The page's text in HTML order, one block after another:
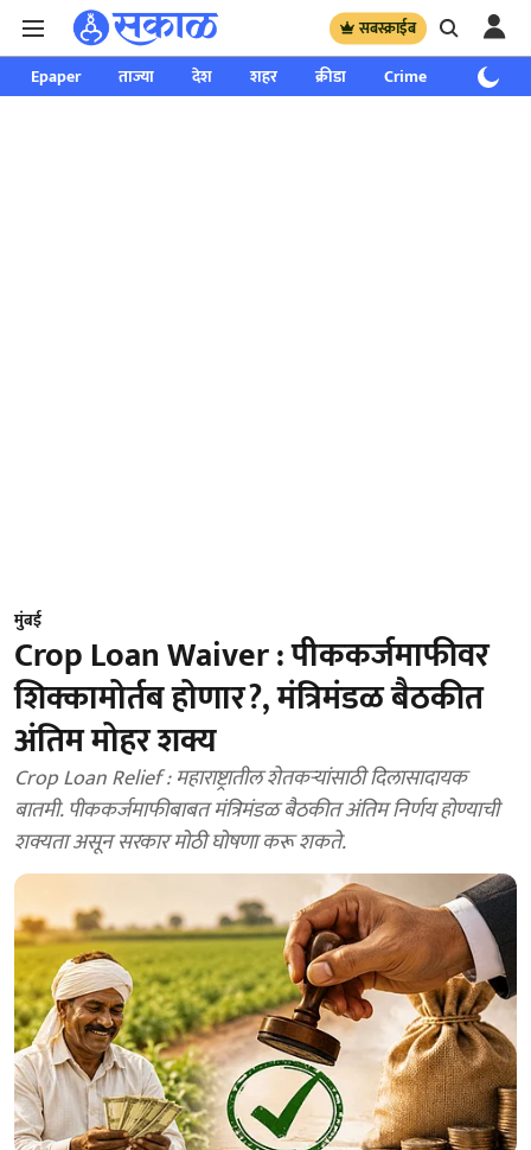
सबस्क्राईब
Epaper ताज्या देश शहर क्रीडा Crime साप्ताहिक
मुंबई
Crop Loan Waiver : पीककर्जमाफीवर
शिक्कामोर्तब होणार?, मंत्रिमंडळ बैठकीत
अंतिम मोहर शक्य
Crop Loan Relief : महाराष्ट्रातील शेतकऱ्यांसाठी दिलासादायक
बातमी. पीककर्जमाफीबाबत मंत्रिमंडळ बैठकीत अंतिम निर्णय होण्याची
शक्यता असून सरकार मोठी घोषणा करू शकते.